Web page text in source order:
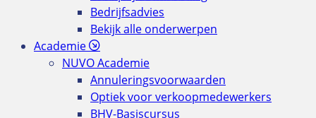
Bedrijfsadvies
Bekijk alle onderwerpen
Academie
NUVO Academie
Annuleringsvoorwaarden
Optiek voor verkoopmedewerkers
BHV-Basiscursus